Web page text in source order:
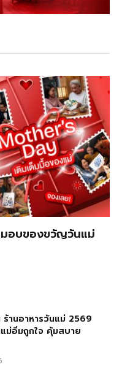
อบของขวัญวันแม่
ร้านอาหารวันแม่ 2569
ม่อิ่มถูกใจ คุ้มสบาย